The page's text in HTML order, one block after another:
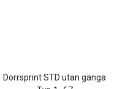
Dörrsprint STD utan gänga